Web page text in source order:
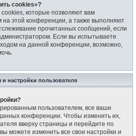
cookies»?
которые позволяют вам
на этой конференции, а также выполняют
прочитанных сообщений, если
Если вы испытываете
на данной конференции, возможно,
настройки пользователя
пользователем, все ваши
конференции. Чтобы изменить их,
вверху страницы и перейдите по
можете изменить все свои настройки и